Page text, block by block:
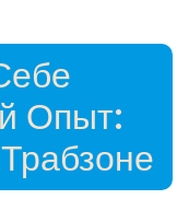
Опыт: